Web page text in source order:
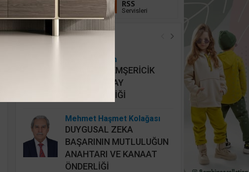
Linkedin RSS
Servisleri
Köşe Yazarları
Hidayet Şişkin
MAHALLİ HEMŞERİCİK
YERİNE HATAY
HEMŞERİCİLİĞİ
Mehmet Haşmet Kolağası
DUYGUSAL ZEKA
BAŞARININ MUTLULUĞUN
ANAHTARI VE KANAAT
ÖNDERLİĞİ